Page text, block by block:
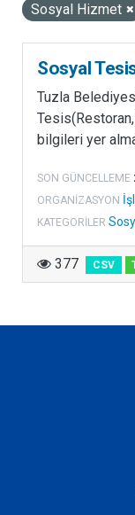
Sosyal Hizmet
Sosyal
Tuzla
bilgileri yer
SON GÜNCELLEME
ORGANIZASYON
KATEGORILER
377 CSV